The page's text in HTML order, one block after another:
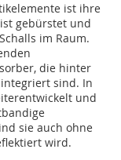
ist ihre
gebürstet und
im Raum.
die hinter
sind. In
und
sie auch ohne
wird.